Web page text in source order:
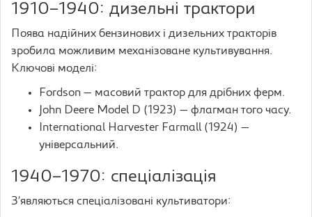
1910–1940: дизельні трактори
Поява надійних бензинових і дизельних тракторів
зробила можливим механізоване культивування.
Ключові моделі:
Fordson — масовий трактор для дрібних ферм.
John Deere Model D (1923) — флагман того часу.
International Harvester Farmall (1924) —
універсальний.
1940–1970: спеціалізація
З’являються спеціалізовані культиватори: